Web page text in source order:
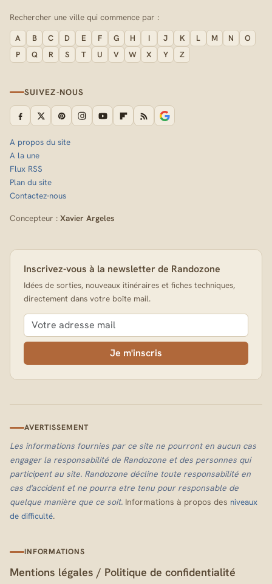
Rechercher une ville qui commence par :
A B C D E F G H I J K L M N
O
P
Q R S T U V W X Y Z
SUIVEZ-NOUS
A propos du site
A la une
Flux RSS
Plan du site
Contactez-nous
Concepteur : Xavier Argeles
Inscrivez-vous à la newsletter de Randozone
Idées de sorties, nouveaux itinéraires et fiches techniques,
directement dans votre boîte mail.
Je m'inscris
AVERTISSEMENT
Les informations fournies par ce site ne pourront en aucun cas
engager la responsabilité de Randozone et des personnes qui
participent au site. Randozone décline toute responsabilité en
cas d'accident et ne pourra etre tenu pour responsable de
quelque manière que ce soit. Informations à propos des niveaux
de difficulté.
INFORMATIONS
Mentions légales / Politique de confidentialité